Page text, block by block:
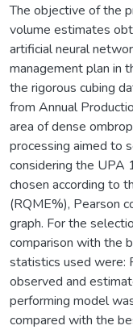
The objective of the
volume estimates
artificial neural
management plan in
the rigorous cubing
from Annual
area of ​​dense
processing aimed to
considering the UPA
chosen according to
(RQME%), Pearson
graph. For the
comparison with the
statistics used were:
observed and
performing model
compared with the